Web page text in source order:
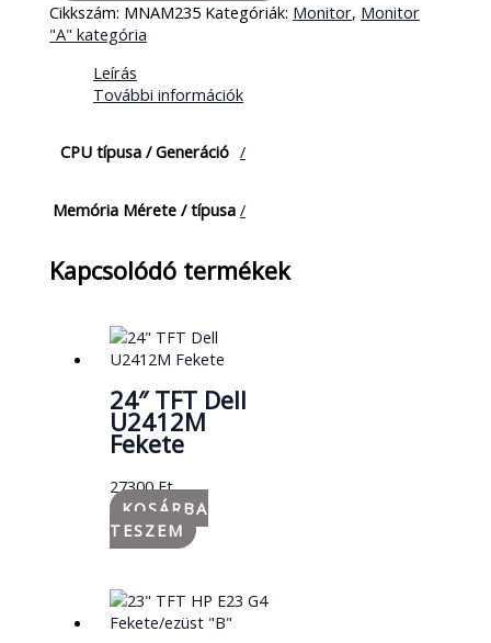
Cikkszám: MNAM235 Kategóriák: Monitor, Monitor
"A" kategória
Leírás
További információk
CPU típusa / Generáció /
Memória Mérete / típusa /
Kapcsolódó termékek
24″ TFT Dell
U2412M
Fekete
27300Ft
KOSÁRBA
TESZEM